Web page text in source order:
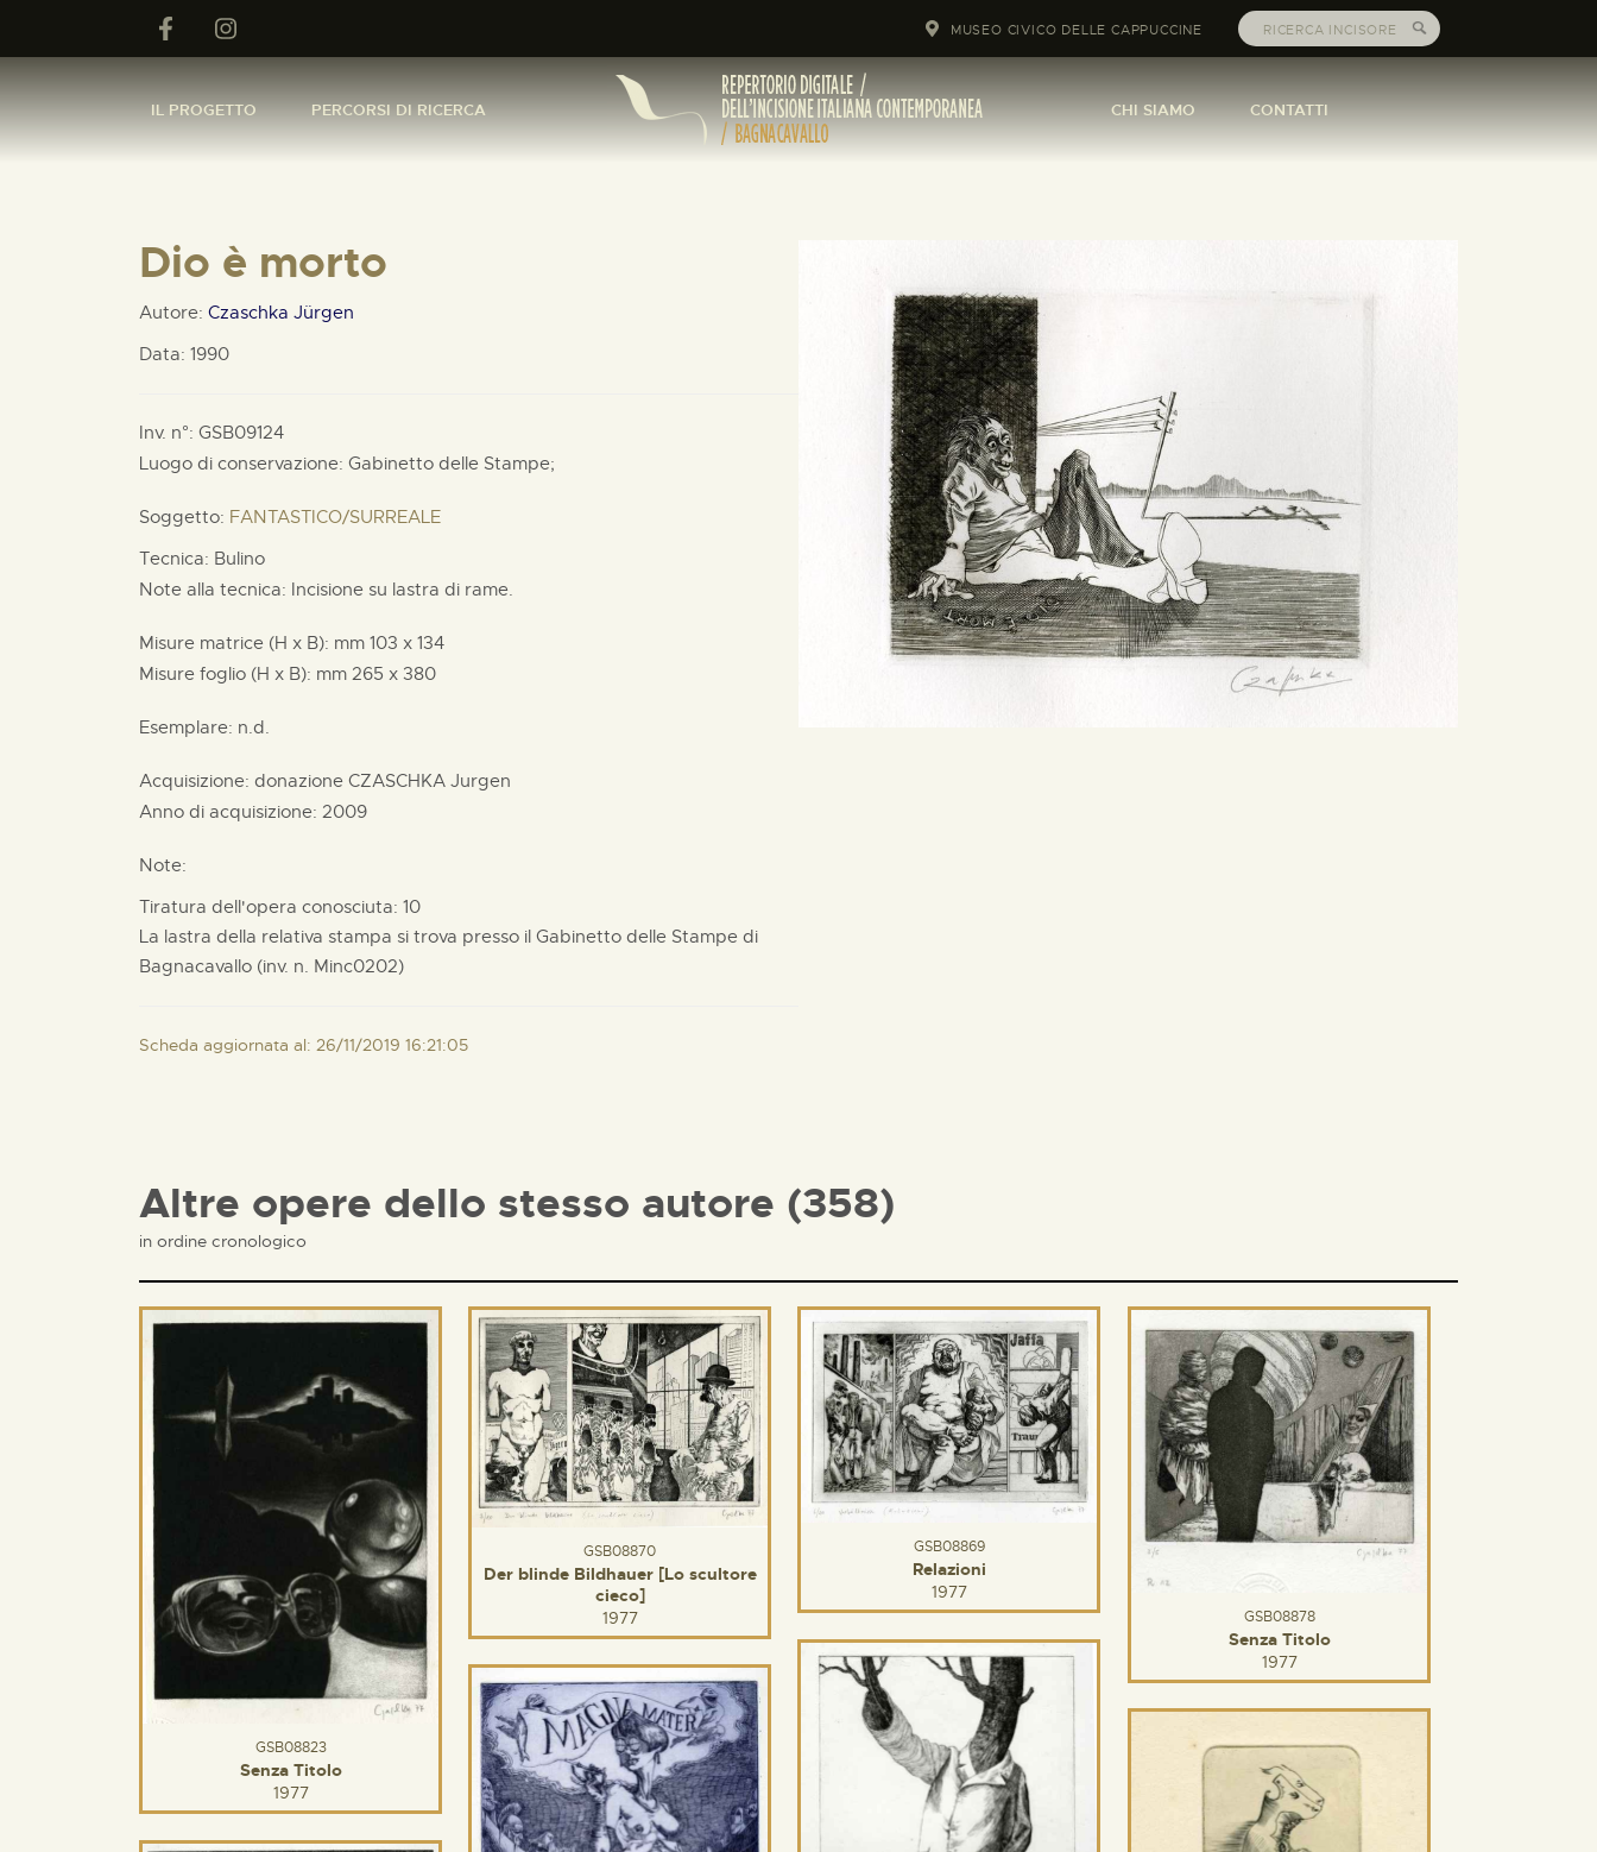
MUSEO CIVICO DELLE CAPPUCCINE
IL PROGETTO PERCORSI DI RICERCA CHI SIAMO CONTATTI
Dio è morto
Autore: Czaschka Jürgen
Data: 1990
Inv. n°: GSB09124
Luogo di conservazione: Gabinetto delle Stampe;
Soggetto: FANTASTICO/SURREALE
Tecnica: Bulino
Note alla tecnica: Incisione su lastra di rame.
Misure matrice (H x B): mm 103 x 134
Misure foglio (H x B): mm 265 x 380
Esemplare: n.d.
Acquisizione: donazione CZASCHKA Jurgen
Anno di acquisizione: 2009
Note:
Tiratura dell'opera conosciuta: 10
La lastra della relativa stampa si trova presso il Gabinetto delle Stampe di
Bagnacavallo (inv. n. Minc0202)
Scheda aggiornata al: 26/11/2019 16:21:05
Altre opere dello stesso autore (358)
in ordine cronologico
GSB08823
Senza Titolo
1977
GSB08870
Der blinde Bildhauer [Lo scultore
cieco]
1977
GSB08869
Relazioni
1977
GSB08878
Senza Titolo
1977